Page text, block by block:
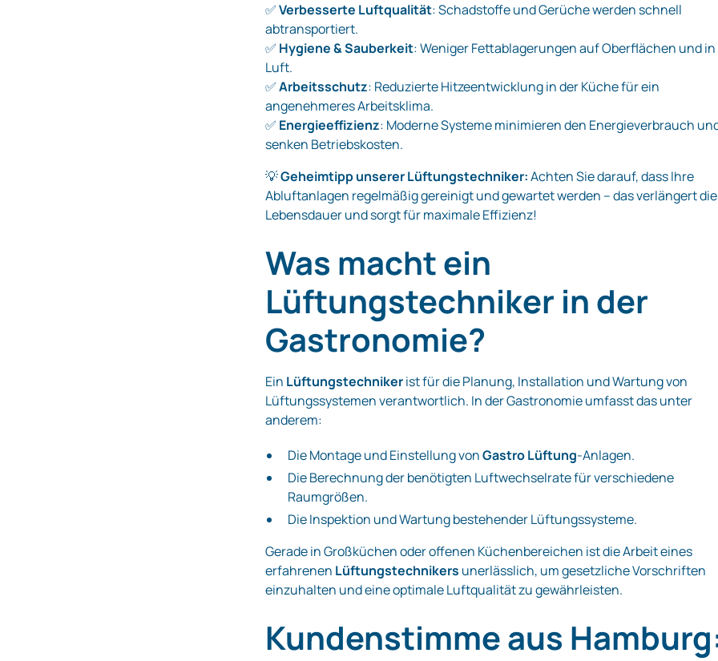
✅Verbesserte Luftqualität: Schadstoffe und Gerüche werden schnell
abtransportiert.
✅ Hygiene & Sauberkeit: Weniger Fettablagerungen auf Oberflächen und in
Luft.
✅Arbeitsschutz: Reduzierte Hitzeentwicklung in der Küche für ein
angenehmeres Arbeitsklima.
✅ Energieeffizienz: Moderne Systeme minimieren den Energieverbrauch
senken Betriebskosten.
💡Geheimtipp unserer Lüftungstechniker:Achten Sie darauf, dass Ihre
Abluftanlagen regelmäßig gereinigt und gewartet werden – das verlängert die
Lebensdauer und sorgt für maximale Effizienz!
Was macht ein
Lüftungstechniker in der
Gastronomie?
Ein Lüftungstechnikerist für die Planung, Installation und Wartung von
Lüftungssystemen verantwortlich. In der Gastronomie umfasst das unter
anderem:
Die Montage und Einstellung vonGastro Lüftung-Anlagen.
Die Berechnung der benötigten Luftwechselrate für verschiedene
Raumgrößen.
Die Inspektion und Wartung bestehender Lüftungssysteme.
Gerade in Großküchen oder offenen Küchenbereichen ist die Arbeit eines
erfahrenen Lüftungstechnikers unerlässlich, um gesetzliche Vorschriften
einzuhalten und eine optimale Luftqualität zu gewährleisten.
Kundenstimme aus